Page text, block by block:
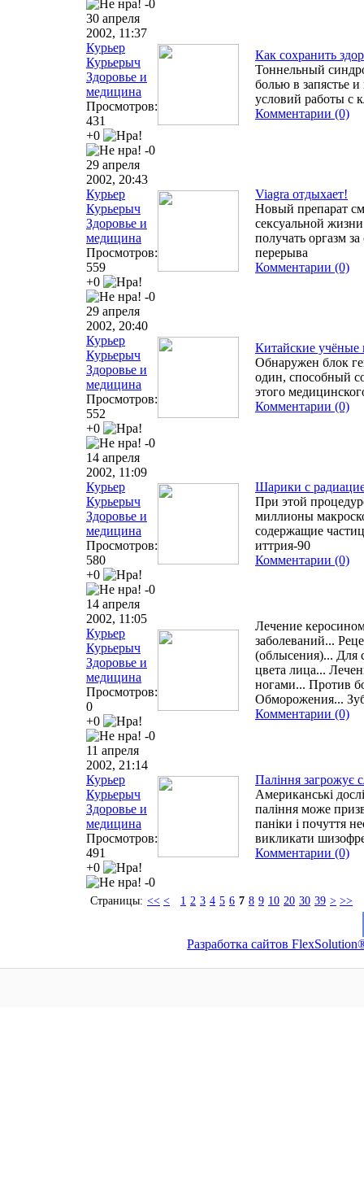
-0
30 апреля
2002, 11:37
Курьер
Курьерыч
Здоровье и
медицина
Просмотров:
431
+0
-0
Как сохранить
Тоннельный
болью в запястье
условий работы с
Комментарии (0)
29 апреля
2002, 20:43
Курьер
Курьерыч
Здоровье и
медицина
Просмотров:
559
+0
-0
Viagra отдыхает!
Новый препарат
сексуальной
получать оргазм
перерыва
Комментарии (0)
29 апреля
2002, 20:40
Курьер
Курьерыч
Здоровье и
медицина
Просмотров:
552
+0
-0
Китайские учёные
Обнаружен блок
один, способный
этого
Комментарии (0)
14 апреля
2002, 11:09
Курьер
Курьерыч
Здоровье и
медицина
Просмотров:
580
+0
-0
Шарики с
При этой
миллионы
содержащие
иттрия-90
Комментарии (0)
14 апреля
2002, 11:05
Курьер
Курьерыч
Здоровье и
медицина
Просмотров:
0
+0
-0
Лечение
заболеваний...
(облысения)... Для
цвета лица...
ногами... Против
Обморожения...
Комментарии (0)
11 апреля
2002, 21:14
Курьер
Курьерыч
Здоровье и
медицина
Просмотров:
491
+0
-0
Паління загрожує
Американські
паління може
паніки і почуття
викликати
Комментарии (0)
Страницы: << < 1 2 3 4 5 6 7 8 9 10 20 30 39 > >>
Разработка сайтов